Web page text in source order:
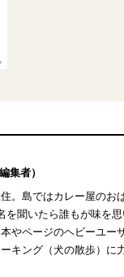
編集者）
。島ではカレー屋のお
を聞いたら誰もが味を
やページのヘビーユー
キング（犬の散歩）に